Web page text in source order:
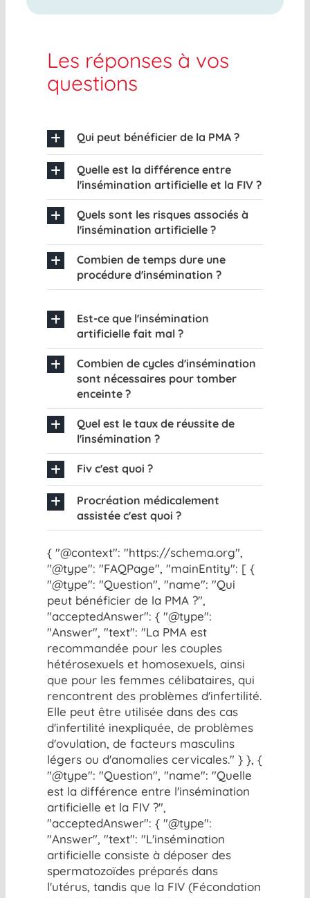
Les réponses à vos
questions
Qui peut bénéficier de la PMA ?
Quelle est la différence entre
l'insémination artificielle et la FIV ?
Quels sont les risques associés à
l'insémination artificielle ?
Combien de temps dure une
procédure d'insémination ?
Est-ce que l'insémination
artificielle fait mal ?
Combien de cycles d'insémination
sont nécessaires pour tomber
enceinte ?
Quel est le taux de réussite de
l'insémination ?
Fiv c'est quoi ?
Procréation médicalement
assistée c'est quoi ?
{ "@context": "https://schema.org",
"@type": "FAQPage", "mainEntity": [ {
"@type": "Question", "name": "Qui
peut bénéficier de la PMA ?",
"acceptedAnswer": { "@type":
"Answer", "text": "La PMA est
recommandée pour les couples
hétérosexuels et homosexuels, ainsi
que pour les femmes célibataires, qui
rencontrent des problèmes d'infertilité.
Elle peut être utilisée dans des cas
d'infertilité inexpliquée, de problèmes
d'ovulation, de facteurs masculins
légers ou d'anomalies cervicales." } }, {
"@type": "Question", "name": "Quelle
est la différence entre l'insémination
artificielle et la FIV ?",
"acceptedAnswer": { "@type":
"Answer", "text": "L'insémination
artificielle consiste à déposer des
spermatozoïdes préparés dans
l'utérus, tandis que la FIV (Fécondation